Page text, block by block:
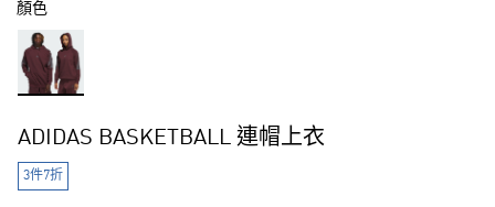
顏色
ADIDAS BASKETBALL 連帽上衣
3件7折